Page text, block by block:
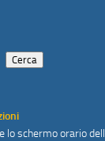
Cerca
lo schermo orario